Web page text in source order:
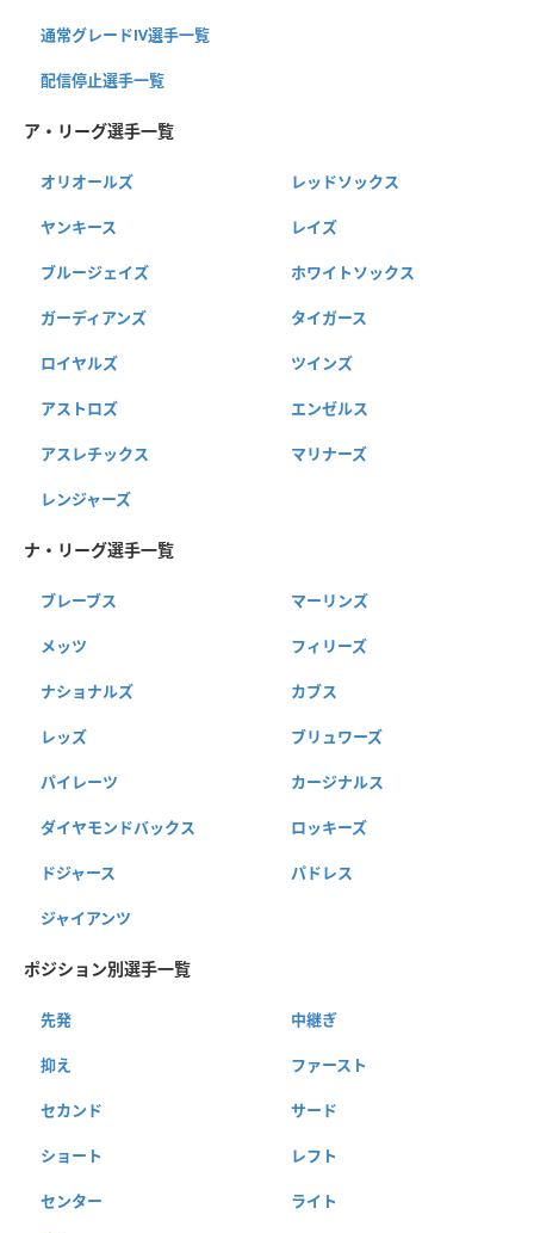
通常グレードⅣ選手一覧
配信停止選手一覧
ア・リーグ選手一覧
オリオールズ レッドソックス
ヤンキース レイズ
ブルージェイズ ホワイトソックス
ガーディアンズ タイガース
ロイヤルズ ツインズ
アストロズ エンゼルス
アスレチックス マリナーズ
レンジャーズ
ナ・リーグ選手一覧
ブレーブス マーリンズ
メッツ フィリーズ
ナショナルズ カブス
レッズ ブリュワーズ
パイレーツ カージナルス
ダイヤモンドバックス ロッキーズ
ドジャース パドレス
ジャイアンツ
ポジション別選手一覧
先発 中継ぎ
抑え ファースト
セカンド サード
ショート レフト
センター ライト